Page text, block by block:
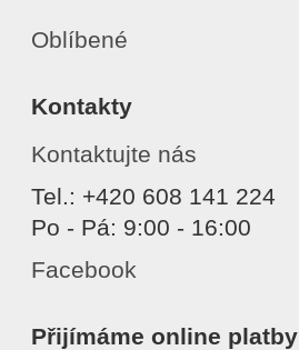
Oblíbené
Kontakty
Kontaktujte nás
Tel.: +420 608 141 224
Po - Pá: 9:00 - 16:00
Facebook
Přijímáme online platby